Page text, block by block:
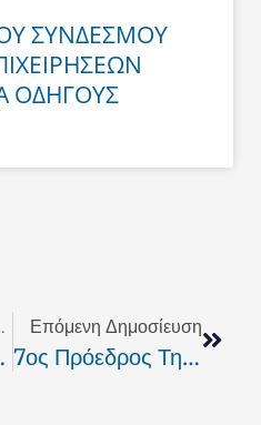
ΣΥΝΔΕΣΜΟΥ
ΟΔΗΓΟΥΣ
Επόμενη Δημοσίευση
7ος Πρόεδρος Την Ν.Δ. Ο Σαμαράς.